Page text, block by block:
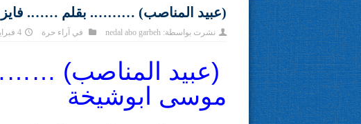
(عبيد المناصب) ………. بقلم …….
نشرت بواسطة:nedal abo garbeh في آراء حرة 4 فبراير، 2017
(عبيد المناصب)
موسى ابوشيخة